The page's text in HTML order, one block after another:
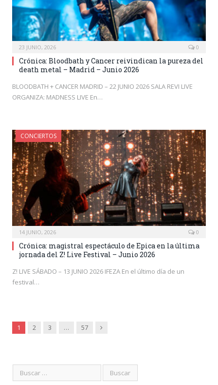
23 JUNIO, 2026 0
Crónica: Bloodbath y Cancer reivindican la pureza del
death metal – Madrid – Junio 2026
BLOODBATH + CANCER MADRID – 22 JUNIO 2026 SALA REVI LIVE
ORGANIZA: MADNESS LIVE En…
CONCIERTOS
14 JUNIO, 2026 0
Crónica: magistral espectáculo de Epica en la última
jornada del Z! Live Festival – Junio 2026
Z! LIVE SÁBADO – 13 JUNIO 2026 IFEZA En el último día de un
festival…
1 2 3 … 57 Siguiente